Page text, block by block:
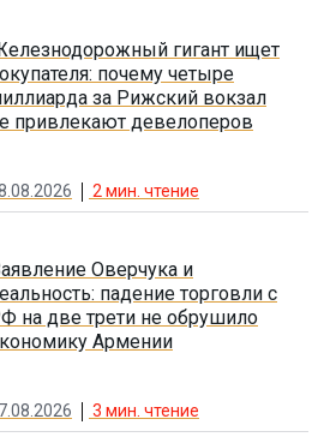
гигант ищет
почему четыре
за Рижский вокзал
привлекают девелоперов
2мин. чтение
Оверчука и
падение торговли с
на две трети не обрушило
Армении
3 мин. чтение